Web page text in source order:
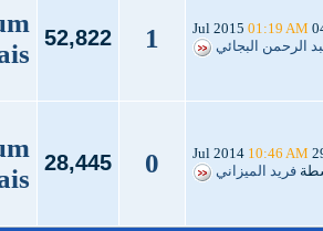
04 Jul
01:19 AM
الرحمن البجائي
1
52,822
29 Jul
10:46 AM
فريد الميزاني 0
28,445